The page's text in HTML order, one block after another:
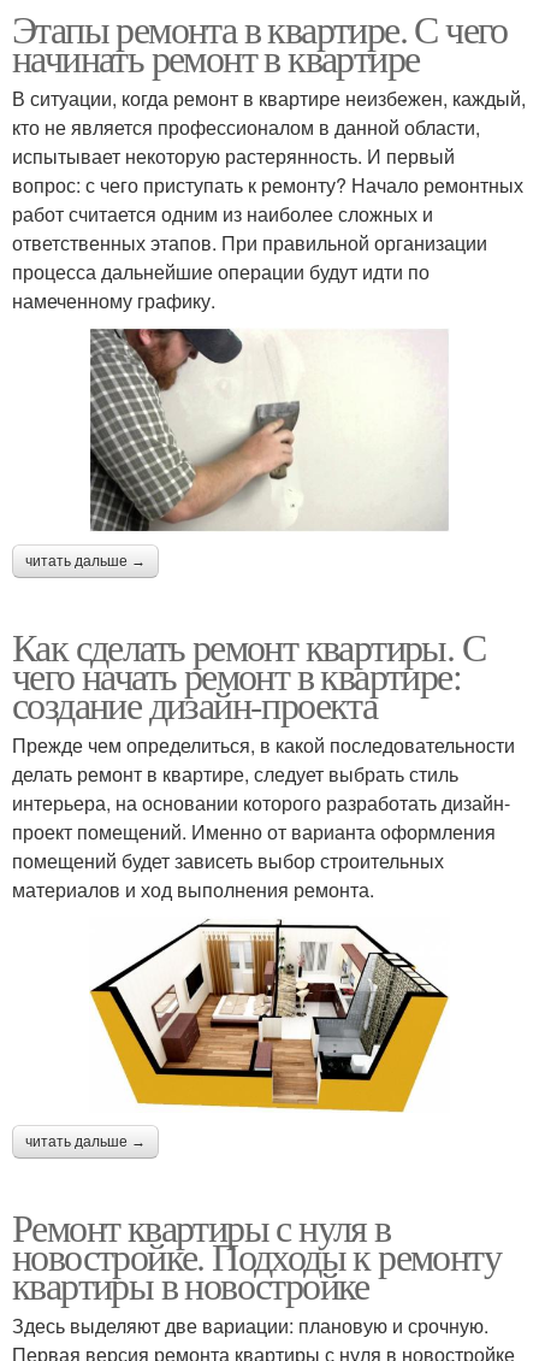
Этапы ремонта в квартире. С чего
начинать ремонт в квартире
В ситуации, когда ремонт в квартире неизбежен, каждый,
кто не является профессионалом в данной области,
испытывает некоторую растерянность. И первый
вопрос: с чего приступать к ремонту? Начало ремонтных
работ считается одним из наиболее сложных и
ответственных этапов. При правильной организации
процесса дальнейшие операции будут идти по
намеченному графику.
читать дальше →
Как сделать ремонт квартиры. С
чего начать ремонт в квартире:
создание дизайн-проекта
Прежде чем определиться, в какой последовательности
делать ремонт в квартире, следует выбрать стиль
интерьера, на основании которого разработать дизайн-
проект помещений. Именно от варианта оформления
помещений будет зависеть выбор строительных
материалов и ход выполнения ремонта.
читать дальше →
Ремонт квартиры с нуля в
новостройке. Подходы к ремонту
квартиры в новостройке
Здесь выделяют две вариации: плановую и срочную.
Первая версия ремонта квартиры с нуля в новостройке